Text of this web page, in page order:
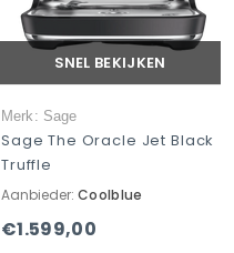
SNEL BEKIJKEN
Merk: Sage
Sage The Oracle Jet Black
Truffle
Aanbieder: Coolblue
€1.599,00